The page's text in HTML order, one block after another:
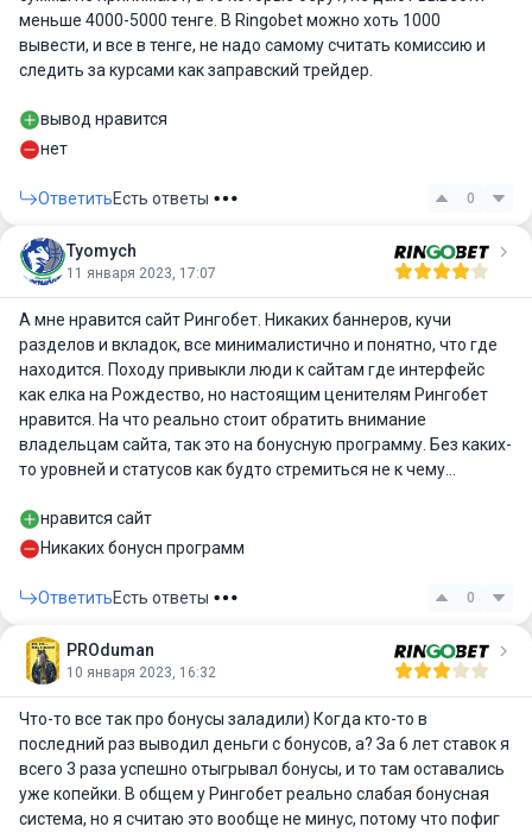
меньше 4000-5000 тенге. В Ringobet можно хоть 1000
вывести, и все в тенге, не надо самому считать комиссию и
следить за курсами как заправский трейдер.
вывод нравится
нет
ОтветитьЕсть ответы 0
Tyomych
11 января 2023, 17:07
А мне нравится сайт Рингобет. Никаких баннеров, кучи
разделов и вкладок, все минималистично и понятно, что где
находится. Походу привыкли люди к сайтам где интерфейс
как елка на Рождество, но настоящим ценителям Рингобет
нравится. На что реально стоит обратить внимание
владельцам сайта, так это на бонусную программу. Без каких-
то уровней и статусов как будто стремиться не к чему…
нравится сайт
Никаких бонусн программ
ОтветитьЕсть ответы 0
PROduman
10 января 2023, 16:32
Что-то все так про бонусы заладили) Когда кто-то в
последний раз выводил деньги с бонусов, а? За 6 лет ставок я
всего 3 раза успешно отыгрывал бонусы, и то там оставались
уже копейки. В общем у Рингобет реально слабая бонусная
система, но я считаю это вообще не минус, потому что пофиг